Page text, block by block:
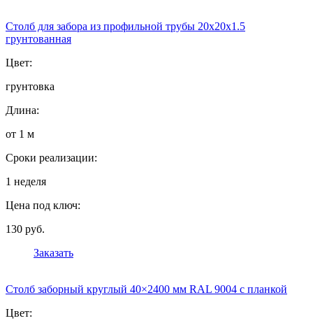
Столб для забора из профильной трубы 20х20х1.5
грунтованная
Цвет:
грунтовка
Длина:
от 1 м
Сроки реализации:
1 неделя
Цена под ключ:
130 руб.
Заказать
Столб заборный круглый 40×2400 мм RAL 9004 с планкой
Цвет: